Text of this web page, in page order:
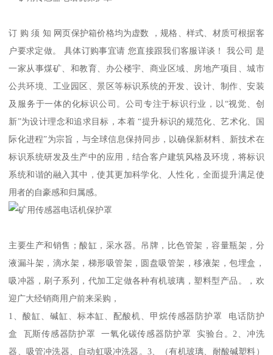
订 购 须 知 网页保护箱价格均为虚数 ，规格、样式、材质可根据客
户要求定做。 具体订购事宜请 您直接跟我们客服详谈！ 我公司 是
一家从事煤矿、和教育、办公楼宇、商业区域、房地产项目、城市
公共环境、工业园区、景区等标识系统的开发、设计、制作、安装
及服务于一体的化标识公司。公司专注于标识行业，以“视觉、创
新”为设计理念和追求目标，本着 “提升标识的规范化、艺术化、国
际化进程”为宗旨，与全球信息保持同步，以确保新材料、新技术在
标识系统研发及生产中的应用，结合客户建筑风格及环境，将标识
系统和谐的融入其中，使其更加科学化、人性化，全面提升满足使
用者的自豪感和归属感。
主要生产和销售；酸缸，采水器。吊牌，比色管架，容量瓶架，分
液漏斗架，滴水架，梯形吸管架，圆盘吸管架，移液架，包埋盒，
吸冲器，刷子系列，代加工定做各种有机玻璃，塑料型产品。，欢
迎广大经销商用户前来采购，
1、酸缸、碱缸、标本缸、配酸机、甲烷传感器防护罩 电话防护
盒 瓦斯传感器防护罩 一氧化碳传感器防护罩 实验台。2、冲洗
器、吸管冲洗器、自动虹吸冲洗器。3、（有机玻璃、耐酸碱塑料）